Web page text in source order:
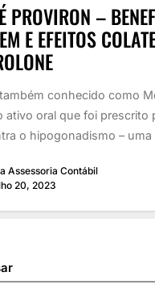
PROVIRON –
E EFEITOS
conhecido como
ativo oral que foi prescrito
o hipogonadismo –
Assessoria Contábil
20, 2023